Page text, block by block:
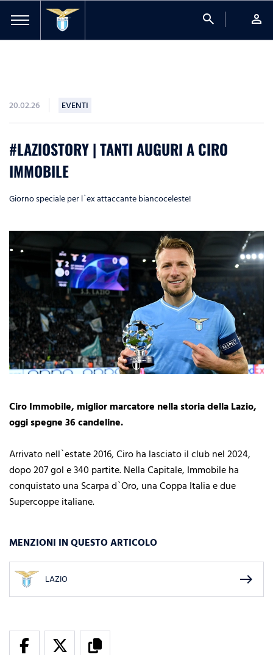
search person
20.02.26 EVENTI
#LAZIOSTORY | TANTI AUGURI A CIRO
IMMOBILE
Giorno speciale per l`ex attaccante biancoceleste!
Ciro Immobile, miglior marcatore nella storia della Lazio,
oggi spegne 36 candeline.
Arrivato nell`estate 2016, Ciro ha lasciato il club nel 2024,
dopo 207 gol e 340 partite. Nella Capitale, Immobile ha
conquistato una Scarpa d`Oro, una Coppa Italia e due
Supercoppe italiane.
MENZIONI IN QUESTO ARTICOLO
LAZIO east